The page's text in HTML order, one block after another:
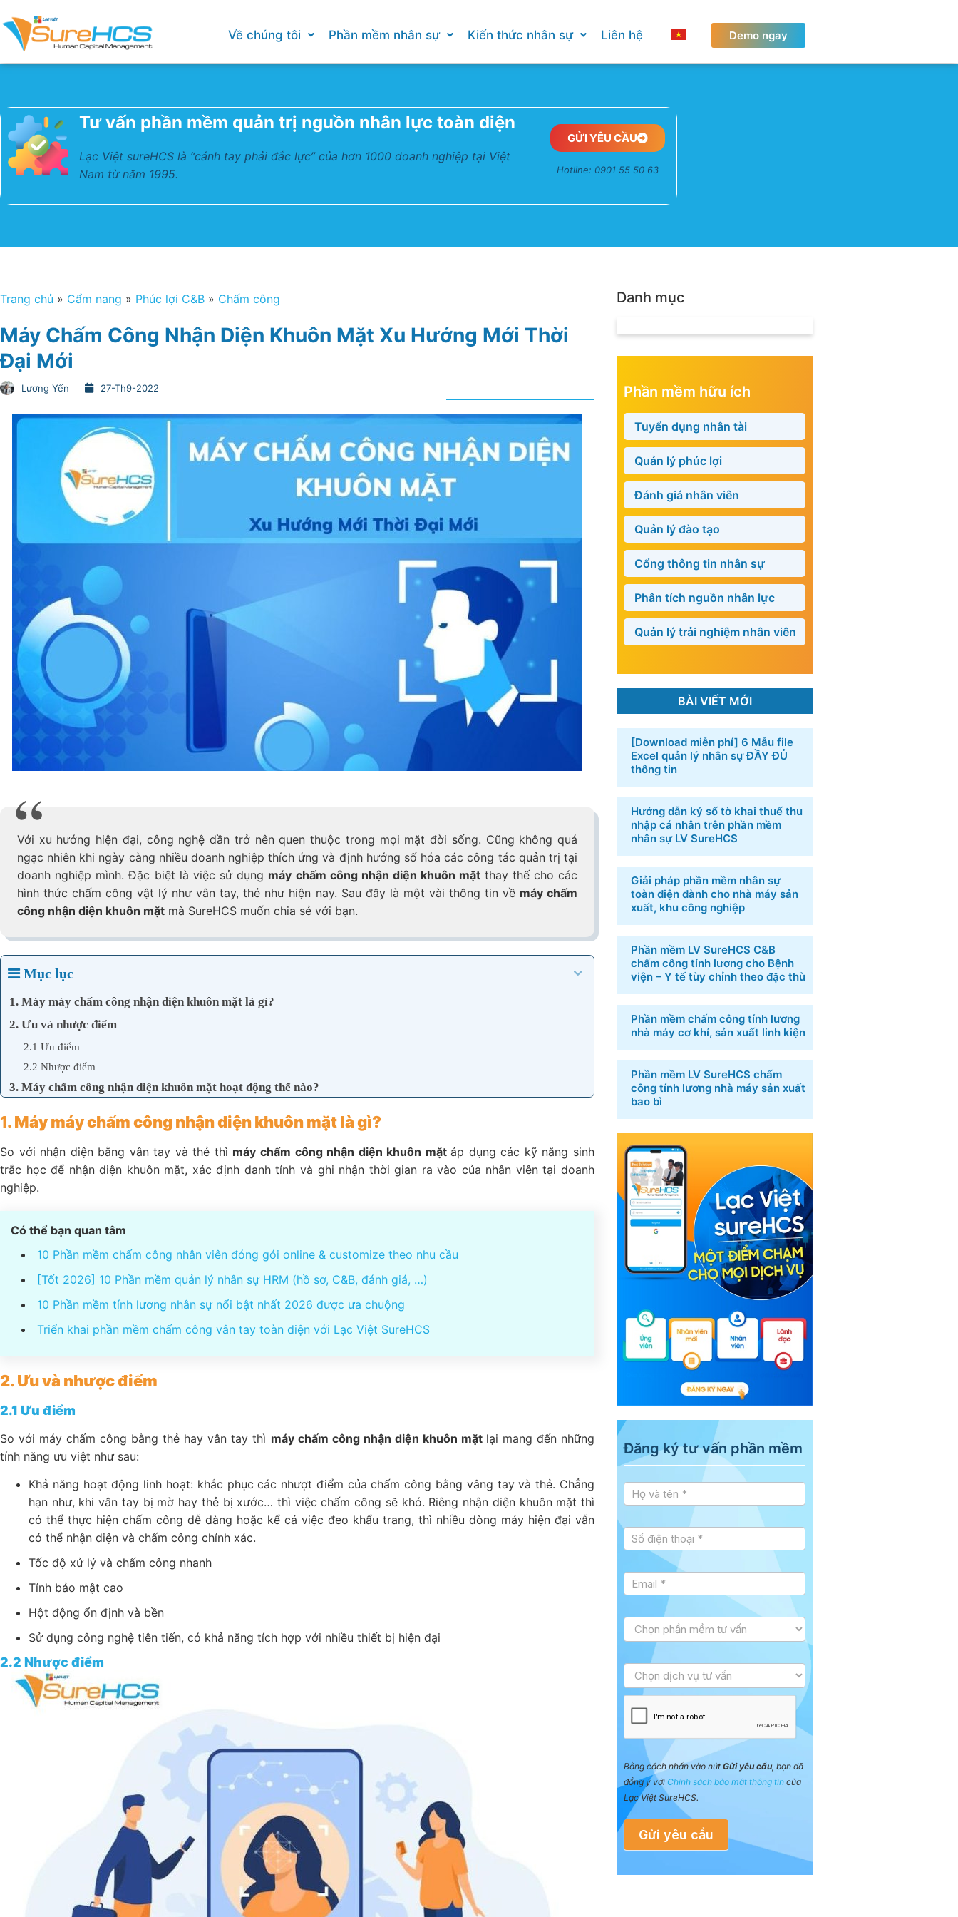
Về chúng tôi Phần mềm nhân sự Kiến thức nhân sự Liên hệ Demo ngay
Tư vấn phần mềm quản trị nguồn nhân lực toàn diện
Lạc Việt sureHCS là “cánh tay phải đắc lực” của hơn 1000 doanh nghiệp tại Việt
Nam từ năm 1995.
GỬI YÊU CẦU
Hotline: 0901 55 50 63
Trang chủ » Cẩm nang » Phúc lợi C&B » Chấm công
Máy Chấm Công Nhận Diện Khuôn Mặt Xu Hướng Mới Thời
Đại Mới
Lương Yến 27-Th9-2022
Với xu hướng hiện đại, công nghệ dần trở nên quen thuộc trong mọi mặt đời sống. Cũng không quá
ngạc nhiên khi ngày càng nhiều doanh nghiệp thích ứng và định hướng số hóa các công tác quản trị tại
doanh nghiệp mình. Đặc biệt là việc sử dụng máy chấm công nhận diện khuôn mặt thay thế cho các
hình thức chấm công vật lý như vân tay, thẻ như hiện nay. Sau đây là một vài thông tin về máy chấm
công nhận diện khuôn mặt mà SureHCS muốn chia sẻ với bạn.
Mục lục
1. Máy máy chấm công nhận diện khuôn mặt là gì?
2. Ưu và nhược điểm
2.1 Ưu điểm
2.2 Nhược điểm
3. Máy chấm công nhận diện khuôn mặt hoạt động thế nào?
1. Máy máy chấm công nhận diện khuôn mặt là gì?
So với nhận diện bằng vân tay và thẻ thì máy chấm công nhận diện khuôn mặtáp dụng các kỹ năng sinh
trắc học để nhận diện khuôn mặt, xác định danh tính và ghi nhận thời gian ra vào của nhân viên tại doanh
nghiệp.
Có thể bạn quan tâm
10 Phần mềm chấm công nhân viên đóng gói online & customize theo nhu cầu
[Tốt 2026] 10 Phần mềm quản lý nhân sự HRM (hồ sơ, C&B, đánh giá, …)
10 Phần mềm tính lương nhân sự nổi bật nhất 2026 được ưa chuộng
Triển khai phần mềm chấm công vân tay toàn diện với Lạc Việt SureHCS
2. Ưu và nhược điểm
2.1 Ưu điểm
So với máy chấm công bằng thẻ hay vân tay thì máy chấm công nhận diện khuôn mặt lại mang đến những
tính năng ưu việt như sau:
Khả năng hoạt động linh hoạt: khắc phục các nhượt điểm của chấm công bằng vâng tay và thẻ. Chẳng
hạn như, khi vân tay bị mờ hay thẻ bị xước… thì việc chấm công sẽ khó. Riêng nhận diện khuôn mặt thì
có thể thực hiện chấm công dễ dàng hoặc kể cả việc đeo khẩu trang, thì nhiều dòng máy hiện đại vẫn
có thể nhận diện và chấm công chính xác.
Tốc độ xử lý và chấm công nhanh
Tính bảo mật cao
Hột động ổn định và bền
Sử dụng công nghệ tiên tiến, có khả năng tích hợp với nhiều thiết bị hiện đại
2.2 Nhược điểm
Danh mục
Phần mềm hữu ích
Tuyển dụng nhân tài
Quản lý phúc lợi
Đánh giá nhân viên
Quản lý đào tạo
Cổng thông tin nhân sự
Phân tích nguồn nhân lực
Quản lý trải nghiệm nhân viên
BÀI VIẾT MỚI
[Download miễn phí] 6 ​Mẫu file
Excel quản lý nhân sự​ ĐẦY ĐỦ
thông tin
Hướng dẫn ký số tờ khai thuế thu
nhập cá nhân trên phần mềm
nhân sự LV SureHCS
Giải pháp phần mềm nhân sự
toàn diện dành cho nhà máy sản
xuất, khu công nghiệp
Phần mềm LV SureHCS C&B
chấm công tính lương cho Bệnh
viện – Y tế tùy chỉnh theo đặc thù
Phần mềm chấm công tính lương
nhà máy cơ khí, sản xuất linh kiện
Phần mềm LV SureHCS chấm
công tính lương nhà máy sản xuất
bao bì
Đăng ký tư vấn phần mềm
sidebar
Bằng cách nhấn vào nút Gửi yêu cầu, bạn đã
đồng ý với Chính sách bảo mật thông tin của
Lạc Việt SureHCS.
Gửi yêu cầu